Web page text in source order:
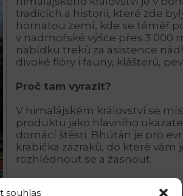
souhlas
tradicích a historii, které zde
hornatou zemí, kde se téměř
v nadmořské výšce přes 3 000
nabídku treků za asistence
divoké flóry i fauny, klášterů,
Proč tam vyrazit?
V himalájském království se
produktu jako hlavního
domácí štěstí. Bhútán je pro
krabička zázraků, do které
rozhlédnout se a žasnout.